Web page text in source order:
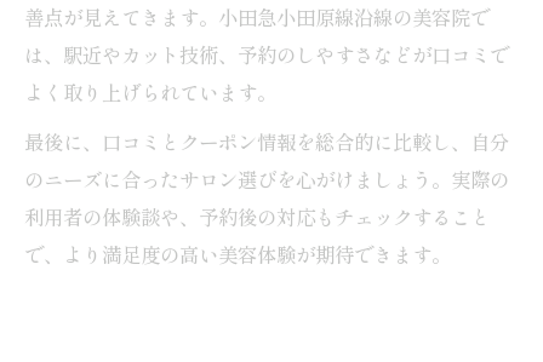
善点が見えてきます。小田急小田原線沿線の美容院で
は、駅近やカット技術、予約のしやすさなどが口コミで
よく取り上げられています。
最後に、口コミとクーポン情報を総合的に比較し、自分
のニーズに合ったサロン選びを心がけましょう。実際の
利用者の体験談や、予約後の対応もチェックすること
で、より満足度の高い美容体験が期待できます。